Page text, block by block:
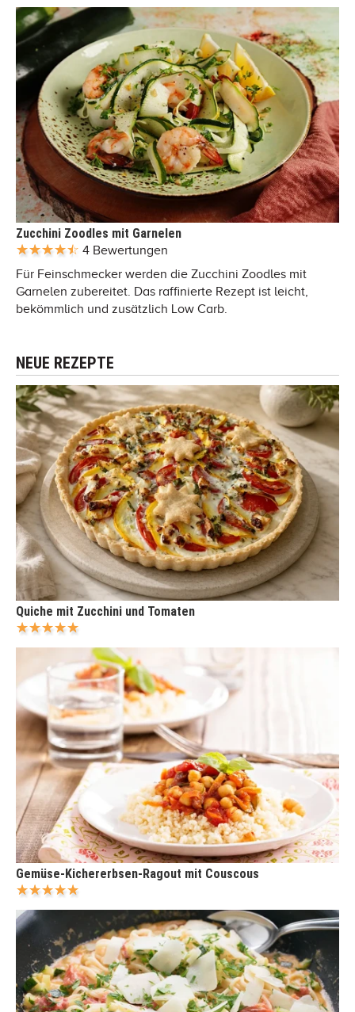
Zucchini Zoodles mit Garnelen
4 Bewertungen
Für Feinschmecker werden die Zucchini Zoodles mit
Garnelen zubereitet. Das raffinierte Rezept ist leicht,
bekömmlich und zusätzlich Low Carb.
NEUE REZEPTE
Quiche mit Zucchini und Tomaten
Gemüse-Kichererbsen-Ragout mit Couscous